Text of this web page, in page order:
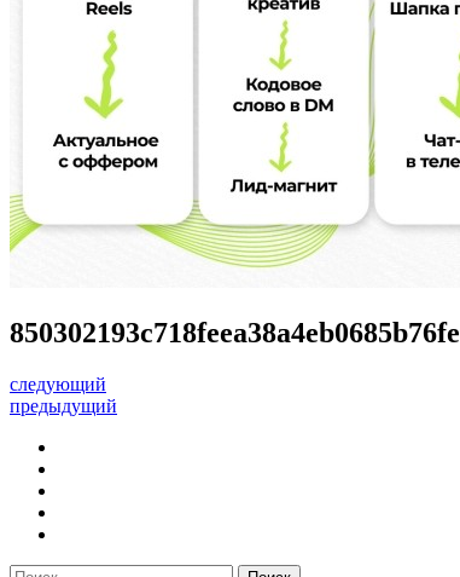
850302193c718feea38a4eb0685b76fe
следующий
предыдущий